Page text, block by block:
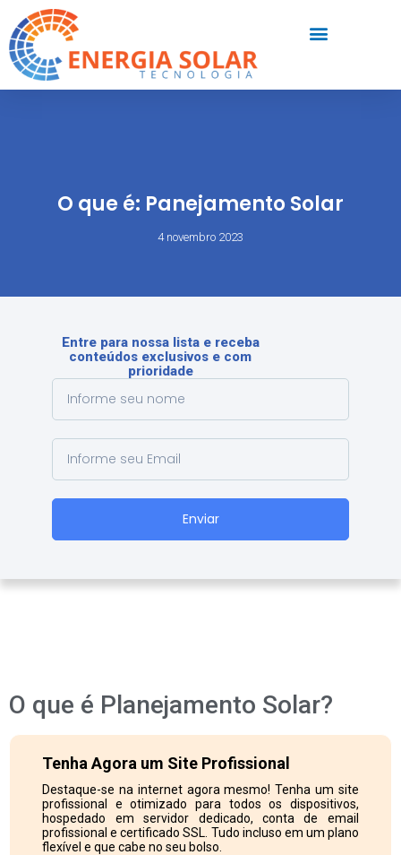
O que é: Panejamento Solar
4 novembro 2023
Enviar
Entre para nossa lista e receba
conteúdos exclusivos e com
prioridade
O que é Planejamento Solar?
Tenha Agora um Site Profissional
Destaque-se na internet agora mesmo! Tenha um site
profissional e otimizado para todos os dispositivos,
hospedado em servidor dedicado, conta de email
profissional e certificado SSL. Tudo incluso em um plano
flexível e que cabe no seu bolso.